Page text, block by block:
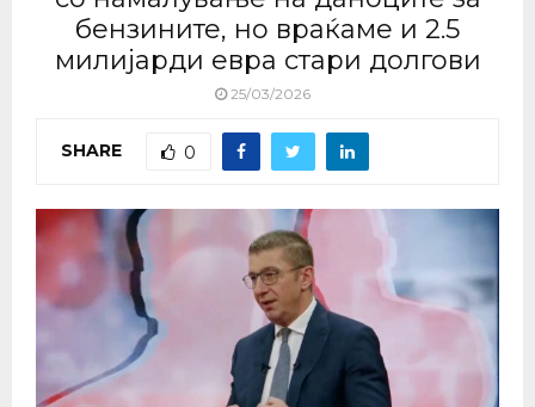
бензините, но враќаме и 2.5
милијарди евра стари долгови
25/03/2026
SHARE 0